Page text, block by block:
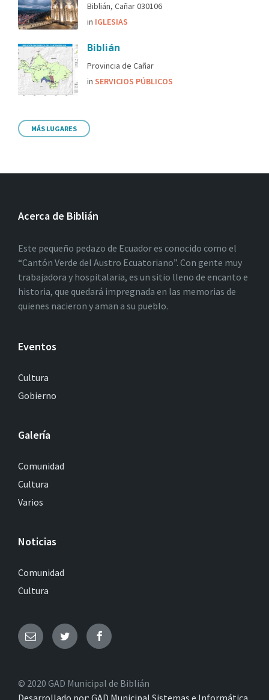
Biblián, Cañar 030106
in IGLESIAS
Biblián
Provincia de Cañar
in SERVICIOS PÚBLICOS
MÁS LUGARES
Acerca de Biblián
Este pequeño pedazo de Ecuador es conocido como el
“Cantón Verde del Austro Ecuatoriano”. Con gente muy
trabajadora y hospitalaria, es un sitio lleno de encanto e
historia, que quedará impregnada en las memorias de
quienes nacieron y aman a su pueblo.
Eventos
Cultura
Gobierno
Galería
Comunidad
Cultura
Varios
Noticias
Comunidad
Cultura
© 2020 GAD Municipal de Biblián